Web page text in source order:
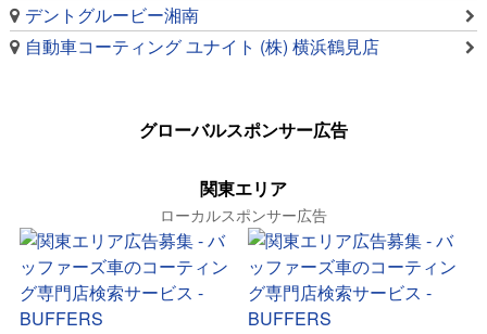
デントグルービー湘南
自動車コーティング ユナイト (株) 横浜鶴見店
グローバルスポンサー広告
関東エリア
ローカルスポンサー広告